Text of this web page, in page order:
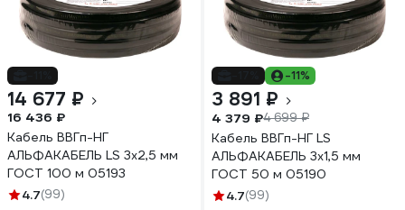
14 677 ₽
16 436 ₽
Кабель ВВГп-НГ
АЛЬФАКАБЕЛЬ LS 3х2,5 мм
ГОСТ 100 м 05193
4.7(99)
-11%
3 891 ₽
4 379 ₽4 699 ₽
Кабель ВВГп-НГ LS
АЛЬФАКАБЕЛЬ 3х1,5 мм
ГОСТ 50 м 05190
4.7(99)